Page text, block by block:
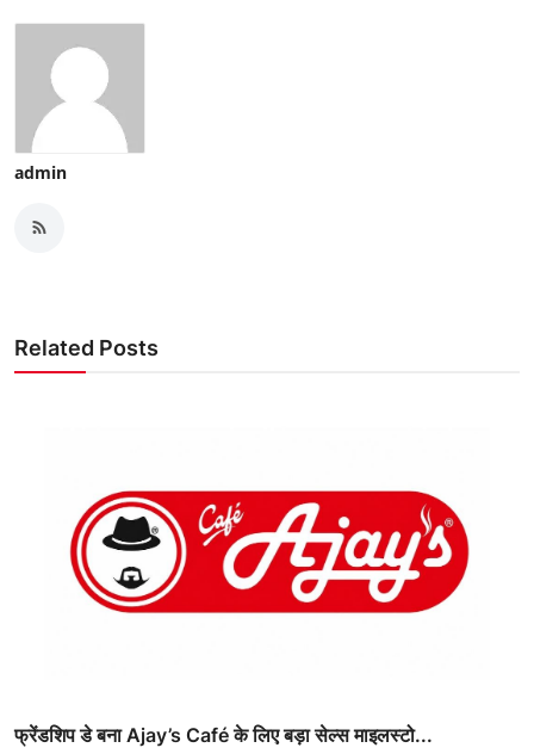
admin
Related Posts
फ्रेंडशिप डे बना Ajay’s Café के लिए बड़ा सेल्स माइलस्टो...